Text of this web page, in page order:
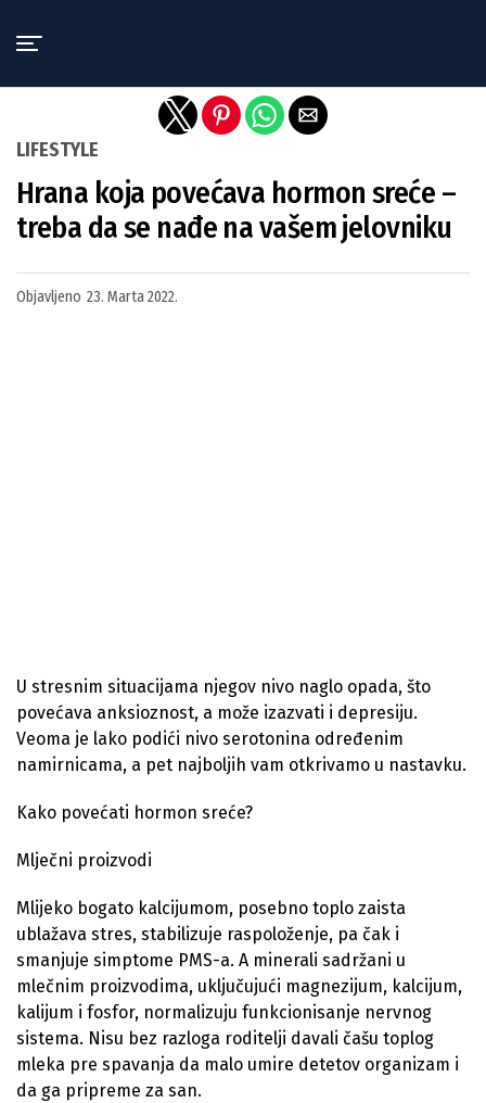
LIFESTYLE
Hrana koja povećava hormon sreće –
treba da se nađe na vašem jelovniku
Objavljeno 23. Marta 2022.
U stresnim situacijama njegov nivo naglo opada, što
povećava anksioznost, a može izazvati i depresiju.
Veoma je lako podići nivo serotonina određenim
namirnicama, a pet najboljih vam otkrivamo u nastavku.
Kako povećati hormon sreće?
Mlječni proizvodi
Mlijeko bogato kalcijumom, posebno toplo zaista
ublažava stres, stabilizuje raspoloženje, pa čak i
smanjuje simptome PMS-a. A minerali sadržani u
mlečnim proizvodima, uključujući magnezijum, kalcijum,
kalijum i fosfor, normalizuju funkcionisanje nervnog
sistema. Nisu bez razloga roditelji davali čašu toplog
mleka pre spavanja da malo umire detetov organizam i
da ga pripreme za san.